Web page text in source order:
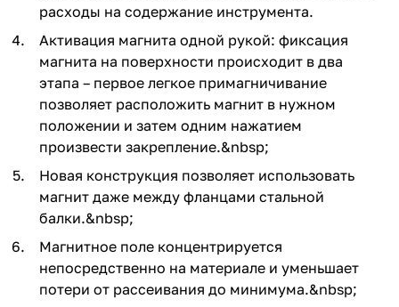
расходы на содержание инструмента.
Активация магнита одной рукой: фиксация
магнита на поверхности происходит в два
этапа – первое легкое примагничивание
позволяет расположить магнит в нужном
положении и затем одним нажатием
произвести закрепление.&nbsp;
Новая конструкция позволяет использовать
магнит даже между фланцами стальной
балки.&nbsp;
Магнитное поле концентрируется
непосредственно на материале и уменьшает
потери от рассеивания до минимума.&nbsp;